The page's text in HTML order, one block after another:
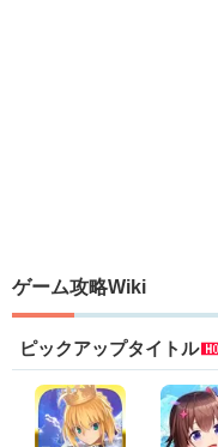
ゲーム攻略Wiki
ピックアップタイトル